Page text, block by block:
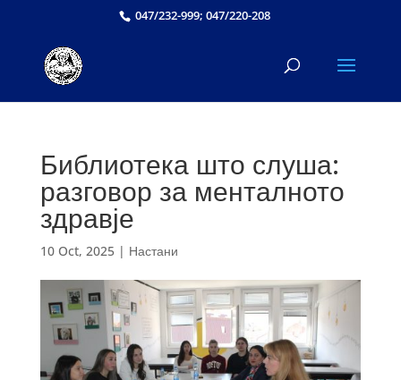
047/232-999; 047/220-208
Библиотека што слуша:
разговор за менталното
здравје
10 Oct, 2025| Настани